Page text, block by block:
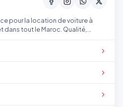
pour la location de voiture à
tout le Maroc. Qualité,